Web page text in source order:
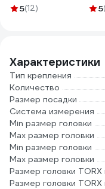
55712
5(12) 5
Характеристики
Тип крепления
Количество
Размер посадки
Система измерения
Min размер головки
Max размер головки
Min размер головки
Max размер головки
Размер головки TORX
Размер головки TORX